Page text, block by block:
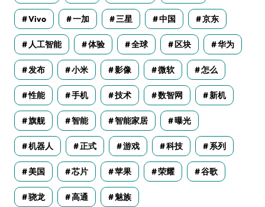
Vivo 一加 三星 中国 京东
人工智能 体验 全球 区块 华为
发布 小米 影像 微软 怎么
性能 手机 技术 数智网 新机
旗舰 智能 智能家居 曝光
机器人 正式 游戏 科技 系列
美国 芯片 苹果 荣耀 谷歌
骁龙 高通 魅族